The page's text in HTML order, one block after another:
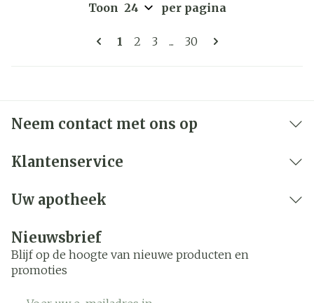
Pagina's
U lees momenteel pagina
1 Pagina
2 Pagina
3 ... Pagina
30
Toon per pagina
Neem contact met ons op
Klantenservice
Uw apotheek
Nieuwsbrief
Blijf op de hoogte van nieuwe producten en
promoties